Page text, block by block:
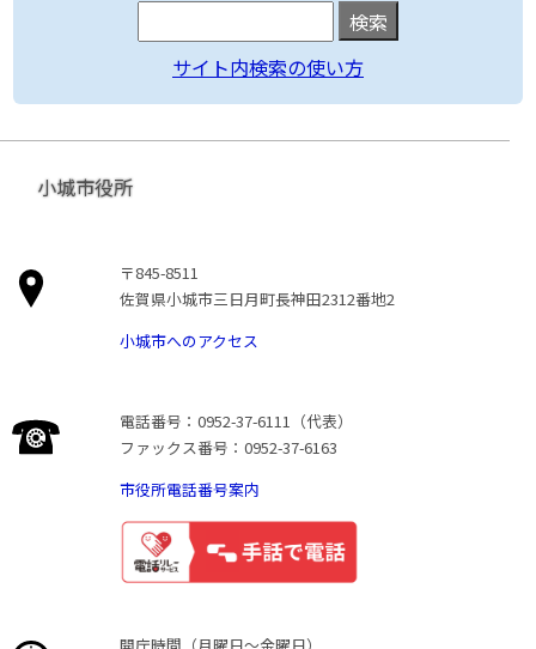
サイト内検索の使い方
小城市役所
〒845-8511
佐賀県小城市三日月町長神田2312番地2
小城市へのアクセス
電話番号：0952-37-6111（代表）
ファックス番号：0952-37-6163
市役所電話番号案内